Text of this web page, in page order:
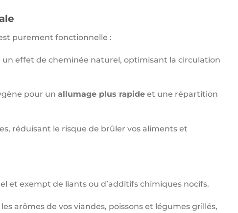
purement fonctionnelle :
effet de cheminée naturel, optimisant la circulation
pour un allumage plus rapideet une répartition
réduisant le risque de brûler vos aliments et
et exempt de liants ou d’additifs chimiques nocifs.
arômes de vos viandes, poissons et légumes grillés,